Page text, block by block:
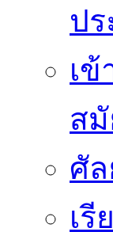
ป
เ
ส
ศั
เ